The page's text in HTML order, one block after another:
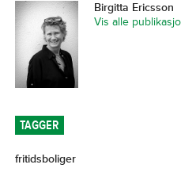
Birgitta Ericsson
Vis alle
TAGGER
fritidsboliger